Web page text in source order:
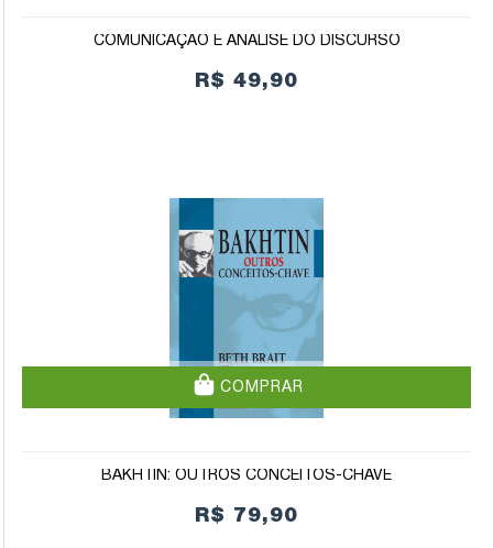
COMUNICAÇÃO E ANÁLISE DO DISCURSO
R$ 49,90
COMPRAR
BAKHTIN: OUTROS CONCEITOS-CHAVE
R$ 79,90